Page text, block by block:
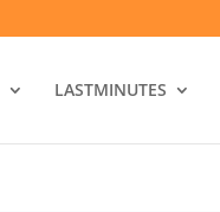
LASTMINUTES